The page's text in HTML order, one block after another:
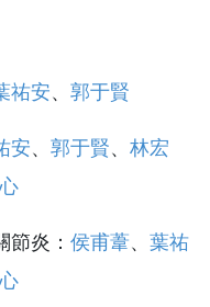
祐安、 郭于賢
安、 郭于賢、 林宏
節炎： 侯甫葦、 葉祐